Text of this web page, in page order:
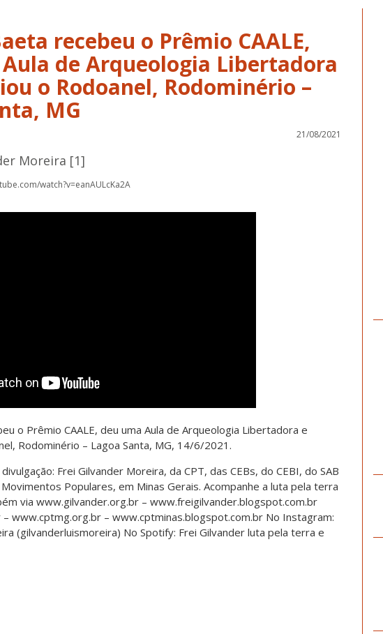
recebeu o Prêmio CAALE,
de Arqueologia Libertadora
o Rodoanel, Rodominério –
MG
21/08/2021
Moreira [1]
watch?v=eanAULcKa2A
o Prêmio CAALE, deu uma Aula de Arqueologia Libertadora e
Rodominério – Lagoa Santa, MG, 14/6/2021.
Frei Gilvander Moreira, da CPT, das CEBs, do CEBI, do SAB
Populares, em Minas Gerais. Acompanhe a luta pela terra
via www.gilvander.org.br – www.freigilvander.blogspot.com.br
www.cptmg.org.br – www.cptminas.blogspot.com.br No Instagram:
(gilvanderluismoreira) No Spotify: Frei Gilvander luta pela terra e